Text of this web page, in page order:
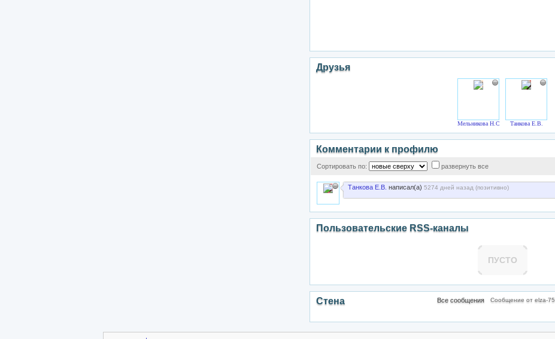
Друзья
Мельникова Н.С. Танкова Е.В.
Комментарии к профилю
Сортировать по: развернуть все
Танкова Е.В. написал(а) 5274 дней назад (позитивно)
Пользовательские RSS-каналы
ПУСТО
Стена Все сообщения Сообщение от elza-75